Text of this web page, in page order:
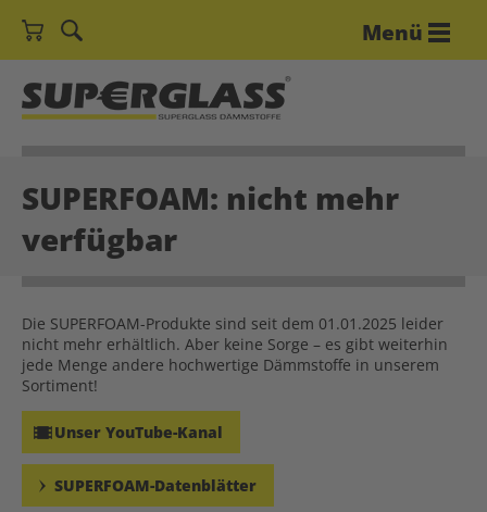
Menü
SUPERFOAM: nicht mehr
verfügbar
Die SUPERFOAM-Produkte sind seit dem 01.01.2025 leider
nicht mehr erhältlich. Aber keine Sorge – es gibt weiterhin
jede Menge andere hochwertige Dämmstoffe in unserem
Sortiment!
Unser YouTube-Kanal
SUPERFOAM-Datenblätter